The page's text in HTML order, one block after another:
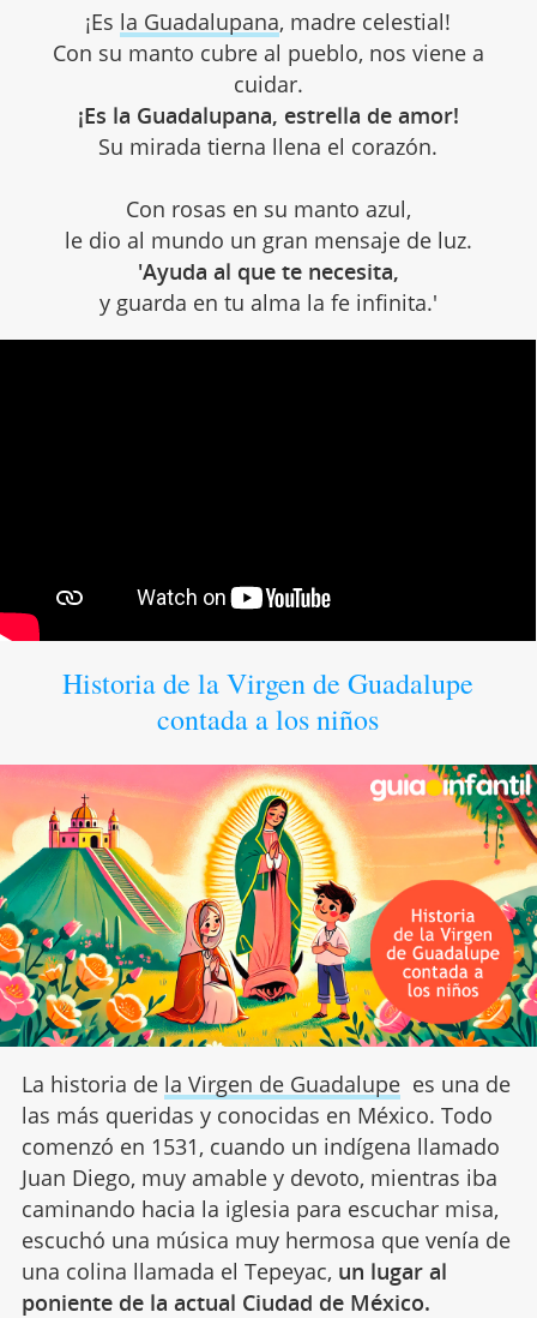
¡Es la Guadalupana, madre celestial!
Con su manto cubre al pueblo, nos viene a
cuidar.
¡Es la Guadalupana, estrella de amor!
Su mirada tierna llena el corazón.
Con rosas en su manto azul,
le dio al mundo un gran mensaje de luz.
'Ayuda al que te necesita,
y guarda en tu alma la fe infinita.'
Historia de la Virgen de Guadalupe
contada a los niños
La historia de la Virgen de Guadalupees una de
las más queridas y conocidas en México. Todo
comenzó en 1531, cuando un indígena llamado
Juan Diego, muy amable y devoto, mientras iba
caminando hacia la iglesia para escuchar misa,
escuchó una música muy hermosa que venía de
una colina llamada el Tepeyac, un lugar al
poniente de la actual Ciudad de México.